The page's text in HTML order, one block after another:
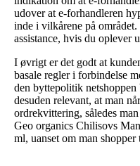
udover at e-forhandleren
inde i vilkårene på
assistance, hvis du oplever
I øvrigt er det godt at
basale regler i forbindelse
den byttepolitik netshoppen
desuden relevant, at man
ordrekvittering, således
Geo organics Chilisovs
ml, uanset om man